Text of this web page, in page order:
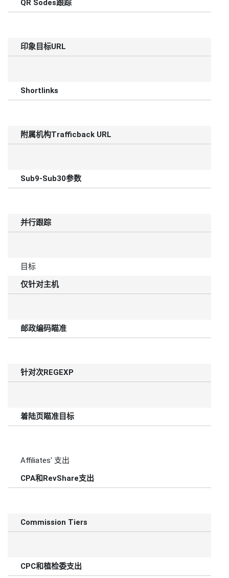
QR Sodes跟踪
印象目标URL
Shortlinks
附属机构Trafficback URL
Sub9-Sub30参数
并行跟踪
目标
仅针对主机
邮政编码瞄准
针对次REGEXP
着陆页瞄准目标
Affiliates' 支出
CPA和RevShare支出
Commission Tiers
CPC和植检委支出